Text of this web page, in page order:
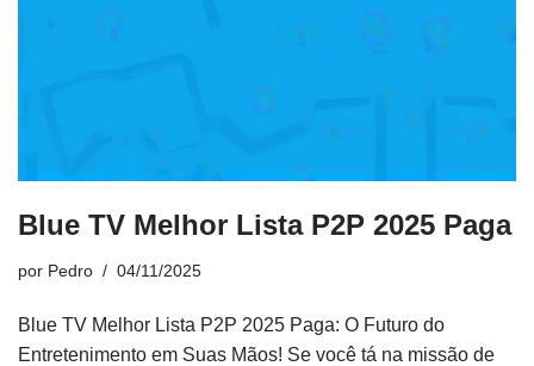
Blue TV Melhor Lista P2P 2025 Paga
por Pedro 04/11/2025
Blue TV Melhor Lista P2P 2025 Paga: O Futuro do
Entretenimento em Suas Mãos! Se você tá na missão de